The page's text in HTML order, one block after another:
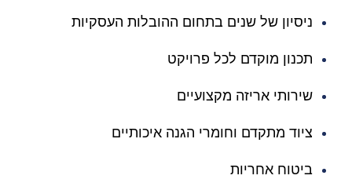
ניסיון של שנים בתחום ההובלות העסקיות
תכנון מוקדם לכל פרויקט
שירותי אריזה מקצועיים
ציוד מתקדם וחומרי הגנה איכותיים
ביטוח אחריות